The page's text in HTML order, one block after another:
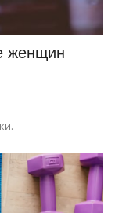
женщин